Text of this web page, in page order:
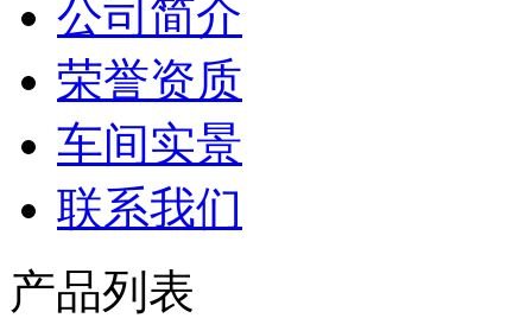
公司简介
荣誉资质
车间实景
联系我们
产品列表